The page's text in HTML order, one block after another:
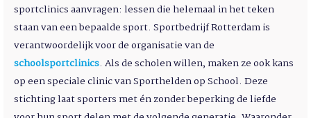
sportclinics aanvragen: lessen die helemaal in het teken
staan van een bepaalde sport. Sportbedrijf Rotterdam is
verantwoordelijk voor de organisatie van de
schoolsportclinics. Als de scholen willen, maken ze ook kans
op een speciale clinic van Sporthelden op School. Deze
stichting laat sporters met én zonder beperking de liefde